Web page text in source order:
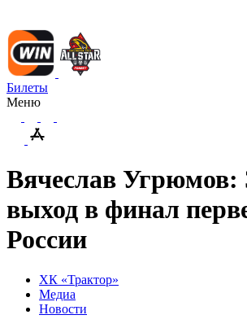
Билеты
Меню
Вячеслав Угрюмов:
выход в финал
России
ХК «Трактор»
Медиа
Новости